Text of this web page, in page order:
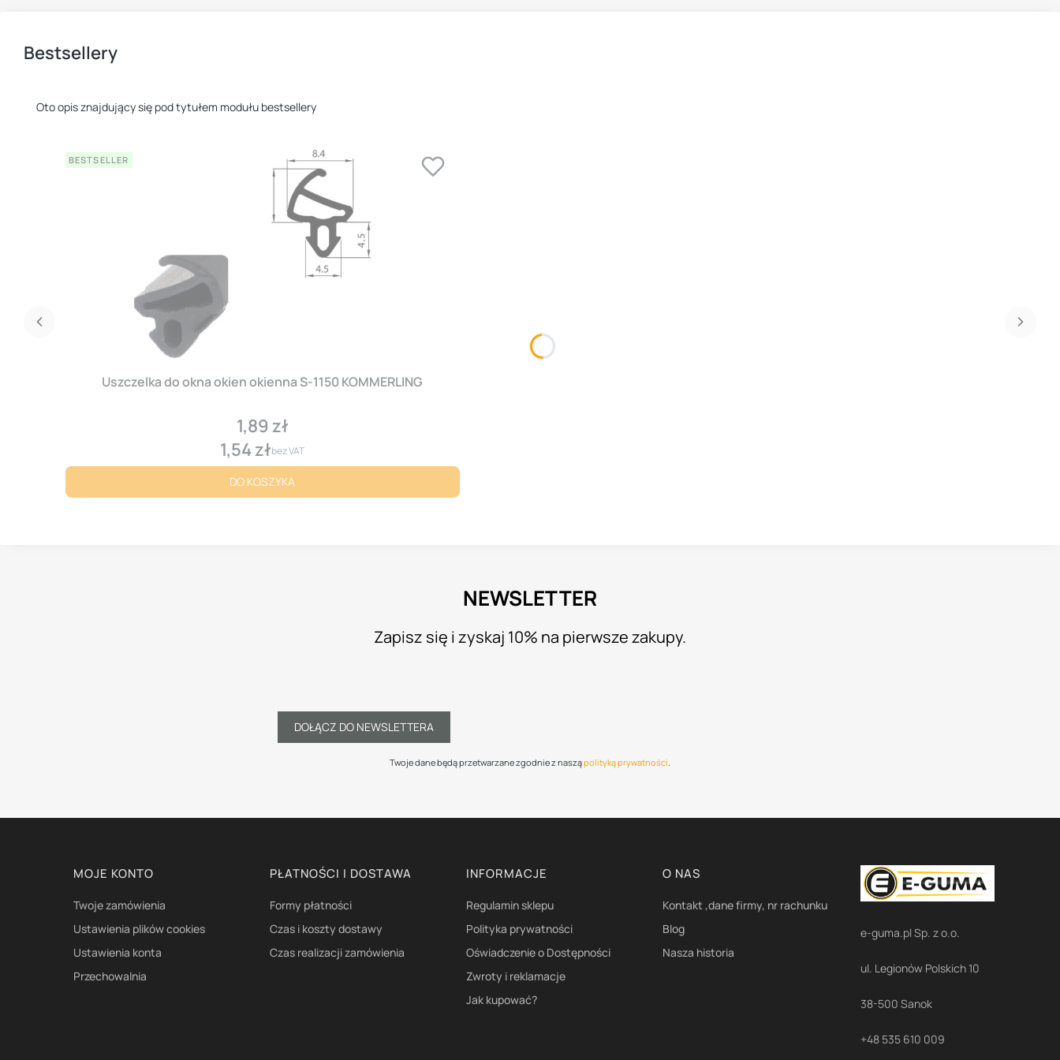
Bestsellery
Oto opis znajdujący się pod tytułem modułu bestsellery
BESTSELLER
Uszczelka do okna okien okienna S-1150 KOMMERLING
Cena
1,89 zł
Cena
1,54 złbez VAT
DO KOSZYKA
NEWSLETTER
Zapisz się i zyskaj 10% na pierwsze zakupy.
DOŁĄCZ DO NEWSLETTERA
Twoje dane będą przetwarzane zgodnie z nasząpolityką prywatności.
Linki w stopce
MOJE KONTO
Twoje zamówienia
Ustawienia plików cookies
Ustawienia konta
Przechowalnia
PŁATNOŚCI I DOSTAWA
Formy płatności
Czas i koszty dostawy
Czas realizacji zamówienia
INFORMACJE
Regulamin sklepu
Polityka prywatności
Oświadczenie o Dostępności
Zwroty i reklamacje
Jak kupować?
O NAS
Kontakt ,dane firmy, nr rachunku
Blog
Nasza historia
e-guma.pl Sp. z o.o.
ul. Legionów Polskich 10
38-500 Sanok
+48 535 610 009